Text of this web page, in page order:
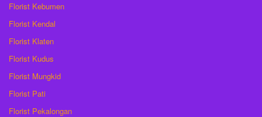
Florist Kebumen
Florist Kendal
Florist Klaten
Florist Kudus
Florist Mungkid
Florist Pati
Florist Pekalongan